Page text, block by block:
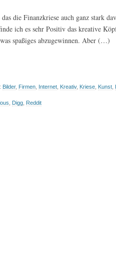
die Finanzkriese auch ganz stark
ich es sehr Positiv das kreative
spaßiges abzugewinnen. Aber (…)
Bilder, Firmen Internet Kreativ, Kriese Kunst
Digg Reddit